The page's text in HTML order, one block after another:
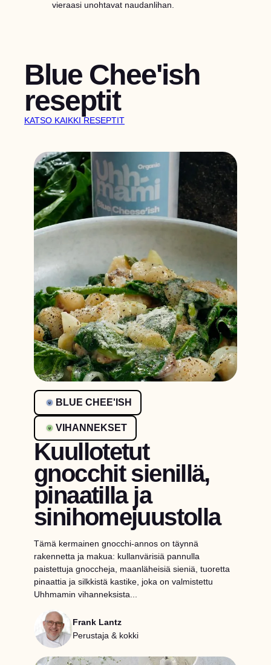
vieraasi unohtavat naudanlihan.
Blue Chee'ish
reseptit
KATSO KAIKKI RESEPTIT
BLUE CHEE'ISH
VIHANNEKSET
Kuullotetut
gnocchit sienillä,
pinaatilla ja
sinihomejuustolla
Tämä kermainen gnocchi-annos on täynnä
rakennetta ja makua: kullanvärisiä pannulla
paistettuja gnoccheja, maanläheisiä sieniä, tuoretta
pinaattia ja silkkistä kastike, joka on valmistettu
Uhhmamin vihanneksista...
Frank Lantz
Perustaja & kokki